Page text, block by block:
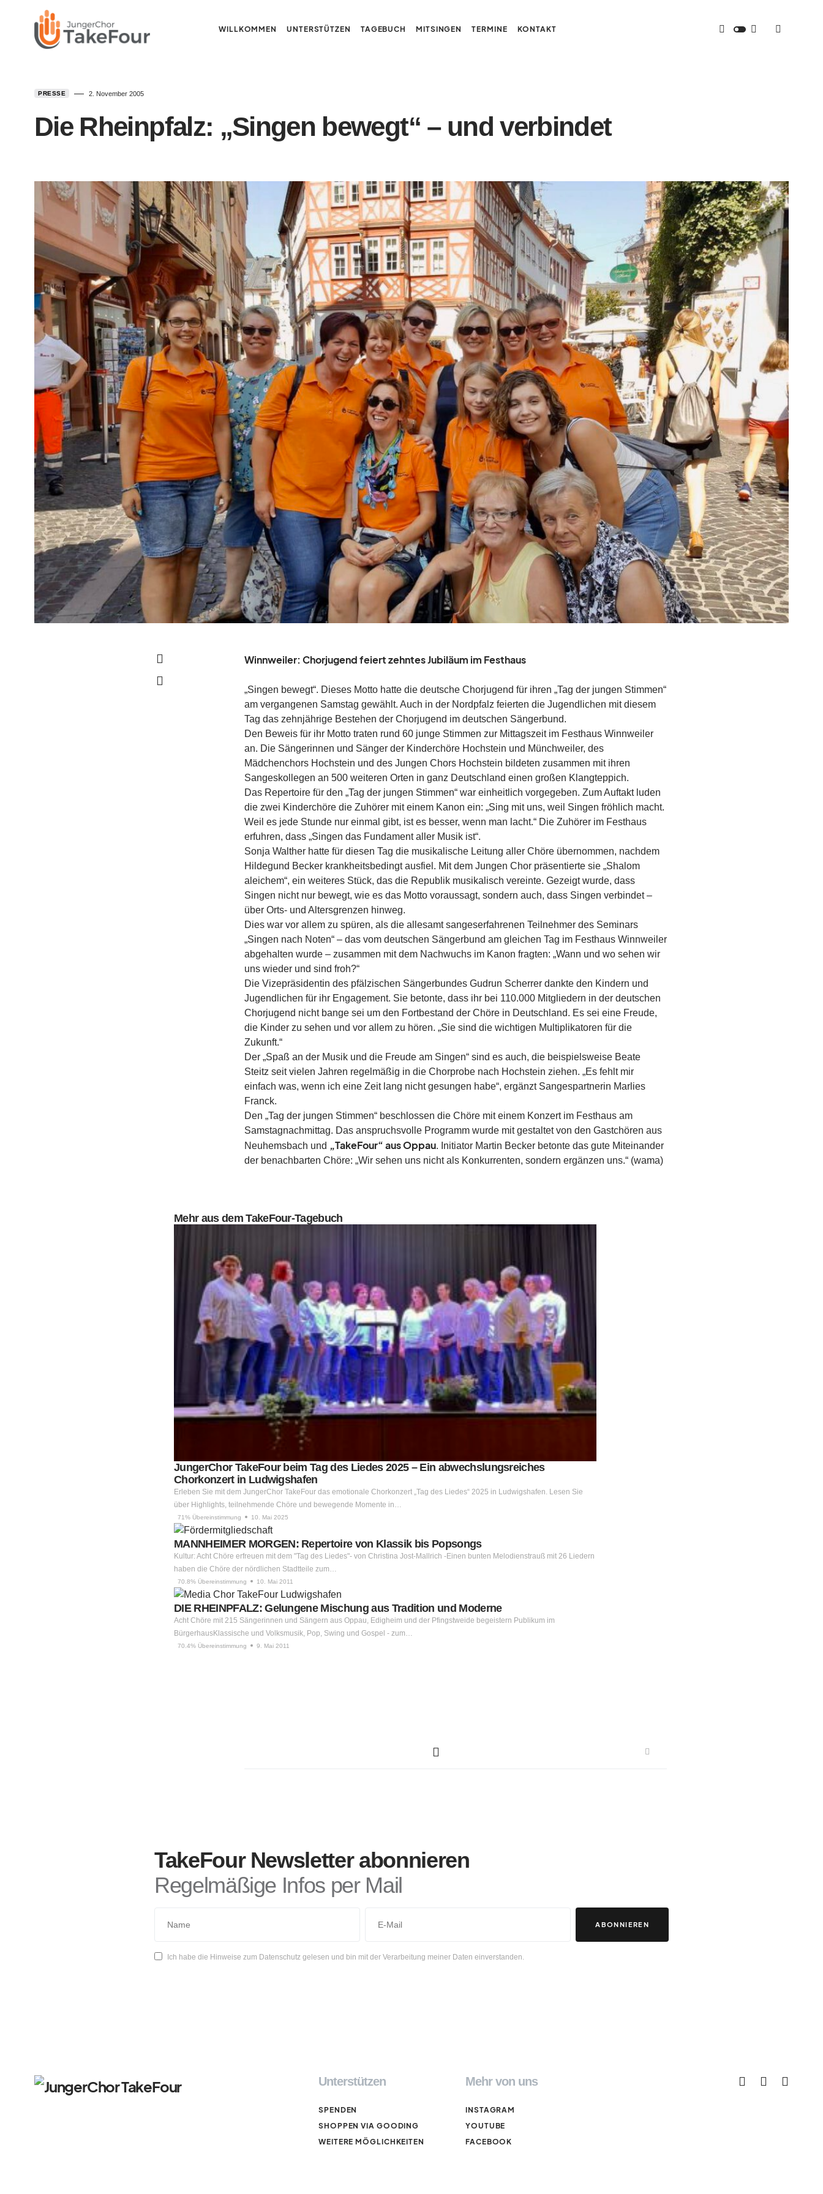
WILLKOMMEN UNTERSTÜTZEN TAGEBUCH MITSINGEN TERMINE KONTAKT
PRESSE 2. November 2005
Die Rheinpfalz: „Singen bewegt“ – und verbindet
Winnweiler: Chorjugend feiert zehntes Jubiläum im Festhaus
„Singen bewegt“. Dieses Motto hatte die deutsche Chorjugend für ihren „Tag der jungen Stimmen“
am vergangenen Samstag gewählt. Auch in der Nordpfalz feierten die Jugendlichen mit diesem
Tag das zehnjährige Bestehen der Chorjugend im deutschen Sängerbund.
Den Beweis für ihr Motto traten rund 60 junge Stimmen zur Mittagszeit im Festhaus Winnweiler
an. Die Sängerinnen und Sänger der Kinderchöre Hochstein und Münchweiler, des
Mädchenchors Hochstein und des Jungen Chors Hochstein bildeten zusammen mit ihren
Sangeskollegen an 500 weiteren Orten in ganz Deutschland einen großen Klangteppich.
Das Repertoire für den „Tag der jungen Stimmen“ war einheitlich vorgegeben. Zum Auftakt luden
die zwei Kinderchöre die Zuhörer mit einem Kanon ein: „Sing mit uns, weil Singen fröhlich macht.
Weil es jede Stunde nur einmal gibt, ist es besser, wenn man lacht.“ Die Zuhörer im Festhaus
erfuhren, dass „Singen das Fundament aller Musik ist“.
Sonja Walther hatte für diesen Tag die musikalische Leitung aller Chöre übernommen, nachdem
Hildegund Becker krankheitsbedingt ausfiel. Mit dem Jungen Chor präsentierte sie „Shalom
aleichem“, ein weiteres Stück, das die Republik musikalisch vereinte. Gezeigt wurde, dass
Singen nicht nur bewegt, wie es das Motto voraussagt, sondern auch, dass Singen verbindet –
über Orts- und Altersgrenzen hinweg.
Dies war vor allem zu spüren, als die allesamt sangeserfahrenen Teilnehmer des Seminars
„Singen nach Noten“ – das vom deutschen Sängerbund am gleichen Tag im Festhaus Winnweiler
abgehalten wurde – zusammen mit dem Nachwuchs im Kanon fragten: „Wann und wo sehen wir
uns wieder und sind froh?“
Die Vizepräsidentin des pfälzischen Sängerbundes Gudrun Scherrer dankte den Kindern und
Jugendlichen für ihr Engagement. Sie betonte, dass ihr bei 110.000 Mitgliedern in der deutschen
Chorjugend nicht bange sei um den Fortbestand der Chöre in Deutschland. Es sei eine Freude,
die Kinder zu sehen und vor allem zu hören. „Sie sind die wichtigen Multiplikatoren für die
Zukunft.“
Der „Spaß an der Musik und die Freude am Singen“ sind es auch, die beispielsweise Beate
Steitz seit vielen Jahren regelmäßig in die Chorprobe nach Hochstein ziehen. „Es fehlt mir
einfach was, wenn ich eine Zeit lang nicht gesungen habe“, ergänzt Sangespartnerin Marlies
Franck.
Den „Tag der jungen Stimmen“ beschlossen die Chöre mit einem Konzert im Festhaus am
Samstagnachmittag. Das anspruchsvolle Programm wurde mit gestaltet von den Gastchören aus
Neuhemsbach und „TakeFour“ aus Oppau. Initiator Martin Becker betonte das gute Miteinander
der benachbarten Chöre: „Wir sehen uns nicht als Konkurrenten, sondern ergänzen uns.“ (wama)
Mehr aus dem TakeFour-Tagebuch
JungerChor TakeFour beim Tag des Liedes 2025 – Ein abwechslungsreiches
Chorkonzert in Ludwigshafen
Erleben Sie mit dem JungerChor TakeFour das emotionale Chorkonzert „Tag des Liedes“ 2025 in Ludwigshafen. Lesen Sie
über Highlights, teilnehmende Chöre und bewegende Momente in…
71% Übereinstimmung 10. Mai 2025
MANNHEIMER MORGEN: Repertoire von Klassik bis Popsongs
Kultur: Acht Chöre erfreuen mit dem "Tag des Liedes"- von Christina Jost-Mallrich -Einen bunten Melodienstrauß mit 26 Liedern
haben die Chöre der nördlichen Stadtteile zum…
70.8% Übereinstimmung 10. Mai 2011
DIE RHEINPFALZ: Gelungene Mischung aus Tradition und Moderne
Acht Chöre mit 215 Sängerinnen und Sängern aus Oppau, Edigheim und der Pfingstweide begeistern Publikum im
BürgerhausKlassische und Volksmusik, Pop, Swing und Gospel - zum…
70.4% Übereinstimmung 9. Mai 2011
TakeFour Newsletter abonnieren
Regelmäßige Infos per Mail
ABONNIEREN
Ich habe die Hinweise zum Datenschutz gelesen und bin mit der Verarbeitung meiner Daten einverstanden.
Unterstützen
SPENDEN
SHOPPEN VIA GOODING
WEITERE MÖGLICHKEITEN
Mehr von uns
INSTAGRAM
YOUTUBE
FACEBOOK